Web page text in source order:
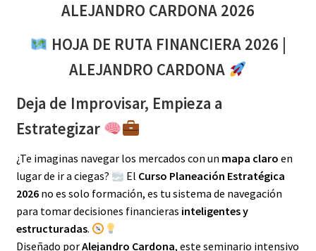
ALEJANDRO CARDONA 2026
HOJA DE RUTA FINANCIERA 2026 |
ALEJANDRO CARDONA
Deja de Improvisar, Empieza a
Estrategizar
¿Te imaginas navegar los mercados con un mapa claro en
lugar de ir a ciegas?
El Curso Planeación Estratégica
2026no es solo formación, es tu sistema de navegación
para tomar decisiones financieras inteligentes y
estructuradas.
Diseñado porAlejandro Cardona, este seminario intensivo